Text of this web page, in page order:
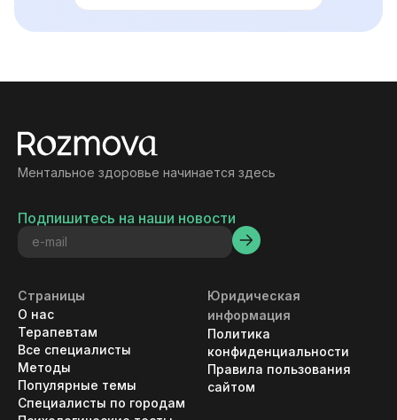
Ментальное здоровье начинается здесь
Подпишитесь на наши новости
Страницы
О нас
Терапевтам
Все специалисты
Методы
Популярные темы
Специалисты по городам
Юридическая
информация
Политика
конфиденциальности
Правила пользования
сайтом